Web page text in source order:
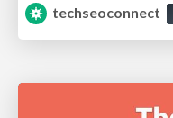
techseoconnect